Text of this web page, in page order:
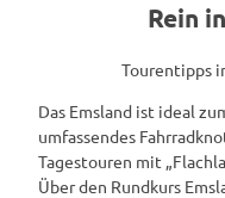
Rein
Tourentipps
Das Emsland ist ideal
umfassendes
Tagestouren mit
Über den Rundkurs